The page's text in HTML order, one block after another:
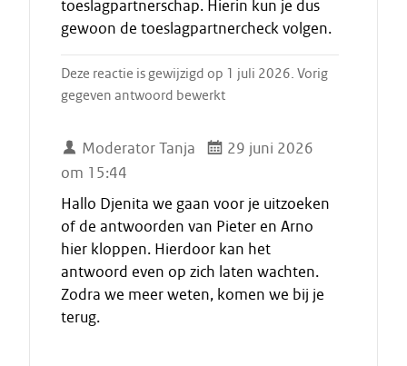
toeslagpartnerschap. Hierin kun je dus
gewoon de toeslagpartnercheck volgen.
Deze reactie is gewijzigd op 1 juli 2026. Vorig
gegeven antwoord bewerkt
Moderator Tanja
29 juni 2026
om 15:44
Hallo Djenita we gaan voor je uitzoeken
of de antwoorden van Pieter en Arno
hier kloppen. Hierdoor kan het
antwoord even op zich laten wachten.
Zodra we meer weten, komen we bij je
terug.